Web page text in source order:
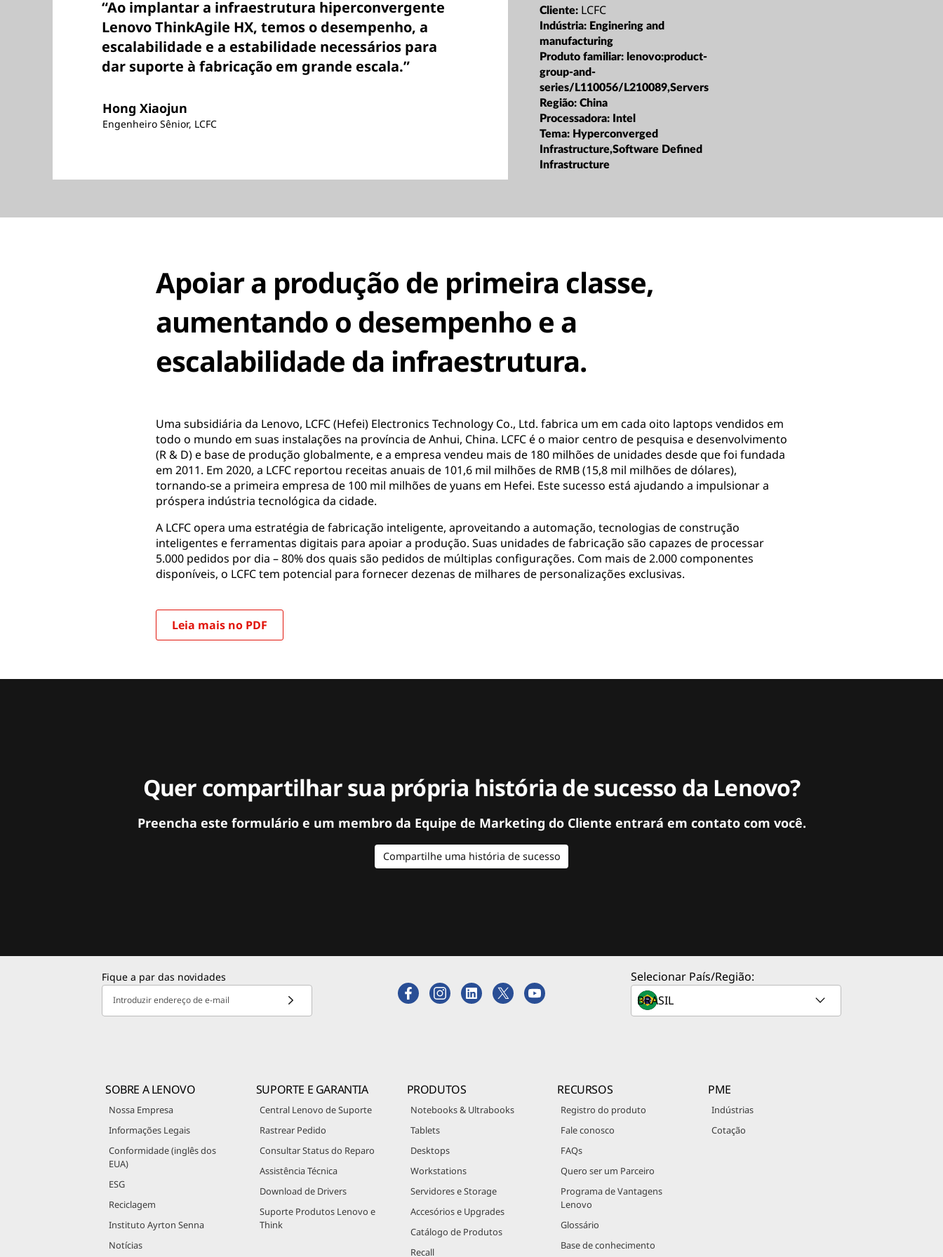
“Ao implantar a infraestrutura hiperconvergente
Lenovo ThinkAgile HX, temos o desempenho, a
escalabilidade e a estabilidade necessários para
dar suporte à fabricação em grande escala.”
Hong Xiaojun
Engenheiro Sênior, LCFC
Cliente: LCFC
Indústria: Enginering and
manufacturing
Produto familiar: lenovo:product-
group-and-
series/L110056/L210089,Servers
Região:China
Processadora: Intel
Tema: Hyperconverged
Infrastructure,Software Defined
Infrastructure
Apoiar a produção de primeira classe,
aumentando o desempenho e a
escalabilidade da infraestrutura.
Uma subsidiária da Lenovo, LCFC (Hefei) Electronics Technology Co., Ltd. fabrica um em cada oito laptops vendidos em
todo o mundo em suas instalações na província de Anhui, China. LCFC é o maior centro de pesquisa e desenvolvimento
(R & D) e base de produção globalmente, e a empresa vendeu mais de 180 milhões de unidades desde que foi fundada
em 2011. Em 2020, a LCFC reportou receitas anuais de 101,6 mil milhões de RMB (15,8 mil milhões de dólares),
tornando-se a primeira empresa de 100 mil milhões de yuans em Hefei. Este sucesso está ajudando a impulsionar a
próspera indústria tecnológica da cidade.
A LCFC opera uma estratégia de fabricação inteligente, aproveitando a automação, tecnologias de construção
inteligentes e ferramentas digitais para apoiar a produção. Suas unidades de fabricação são capazes de processar
5.000 pedidos por dia – 80% dos quais são pedidos de múltiplas configurações. Com mais de 2.000 componentes
disponíveis, o LCFC tem potencial para fornecer dezenas de milhares de personalizações exclusivas.
Leia mais no PDF
Quer compartilhar sua própria história de sucesso da Lenovo?
Preencha este formulário e um membro da Equipe de Marketing do Cliente entrará em contato com você.
Compartilhe uma história de sucesso
Fique a par das novidades
Introduzir endereço de e-mail
Selecionar País/Região:
SOBRE A LENOVO
Nossa Empresa
Informações Legais
Conformidade (inglês dos
EUA)
ESG
Reciclagem
Instituto Ayrton Senna
Notícias
SUPORTE E GARANTIA
Central Lenovo de Suporte
Rastrear Pedido
Consultar Status do Reparo
Assistência Técnica
Download de Drivers
Suporte Produtos Lenovo e
Think
PRODUTOS
Notebooks & Ultrabooks
Tablets
Desktops
Workstations
Servidores e Storage
Accesórios e Upgrades
Catálogo de Produtos
Recall
RECURSOS
Registro do produto
Fale conosco
FAQs
Quero ser um Parceiro
Programa de Vantagens
Lenovo
Glossário
Base de conhecimento
PME
Indústrias
Cotação